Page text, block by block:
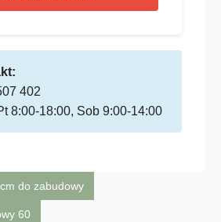
402
8:00-18:00, Sob 9:00-14:00
do zabudowy
60